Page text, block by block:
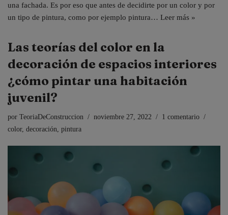
una fachada. Es por eso que antes de decidirte por un color y por
un tipo de pintura, como por ejemplo pintura… Leer más »
Las teorías del color en la
decoración de espacios interiores
¿cómo pintar una habitación
juvenil?
por TeoriaDeConstruccion noviembre 27, 2022
1 comentario
color, decoración pintura